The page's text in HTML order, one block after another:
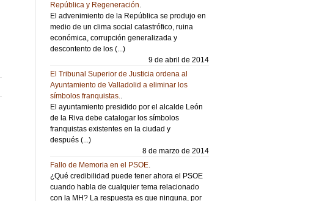
República y Regeneración.
El advenimiento de la República se produjo en
medio de un clima social catastrófico, ruina
económica, corrupción generalizada y
descontento de los (...)
9 de abril de 2014
El Tribunal Superior de Justicia ordena al
Ayuntamiento de Valladolid a eliminar los
símbolos franquistas..
El ayuntamiento presidido por el alcalde León
de la Riva debe catalogar los símbolos
franquistas existentes en la ciudad y
después (...)
8 de marzo de 2014
Fallo de Memoria en el PSOE.
¿Qué credibilidad puede tener ahora el PSOE
cuando habla de cualquier tema relacionado
con la MH? La respuesta es que ninguna, por